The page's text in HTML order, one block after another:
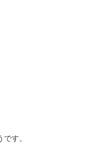
す。